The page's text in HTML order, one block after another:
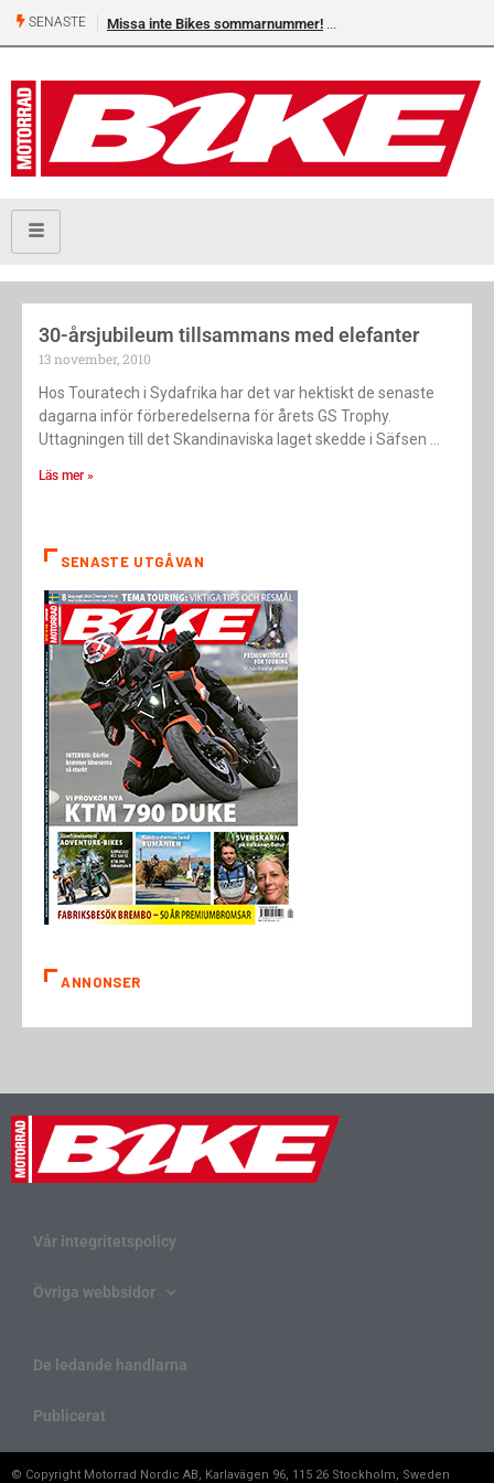
SENASTE Missa inte Bikes sommarnummer!
30-årsjubileum tillsammans med elefanter
13 november, 2010
Hos Touratech i Sydafrika har det var hektiskt de senaste
dagarna inför förberedelserna för årets GS Trophy.
Uttagningen till det Skandinaviska laget skedde i Säfsen
Läs mer »
SENASTE UTGÅVAN
ANNONSER
Vår integritetspolicy
Övriga webbsidor
De ledande handlarna
Publicerat
© Copyright Motorrad Nordic AB, Karlavägen 96, 115 26 Stockholm, Sweden